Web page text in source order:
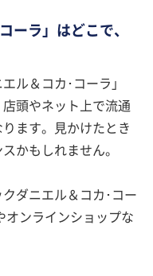
ーラ」はどこで、
ル＆コカ･コーラ」
頭やネット上で流通
ます。見かけたとき
かもしれません。
ダニエル＆コカ･コー
オンラインショップな